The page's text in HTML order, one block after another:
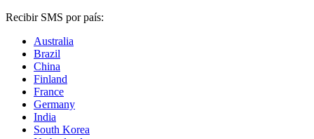
Recibir SMS por país:
Australia
Brazil
China
Finland
France
Germany
India
South Korea